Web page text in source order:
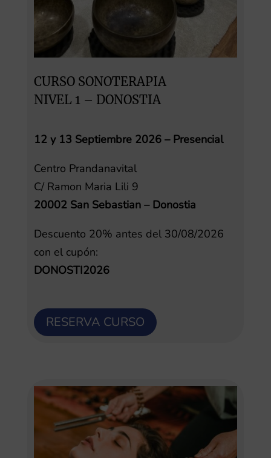
CURSO SONOTERAPIA
NIVEL 1 – DONOSTIA
12 y 13 Septiembre 2026 – Presencial
Centro Prandanavital
C/ Ramon Maria Lili 9
20002 San Sebastian – Donostia
Descuento 20% antes del 30/08/2026
con el cupón:
DONOSTI2026
RESERVA CURSO